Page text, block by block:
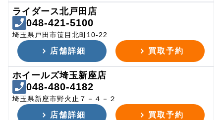
ライダース北戸田店
048-421-5100
埼玉県戸田市笹目北町10-22
店舗詳細 買取予約
ホイールズ埼玉新座店
048-480-4182
埼玉県新座市野火止７－４－２
店舗詳細 買取予約